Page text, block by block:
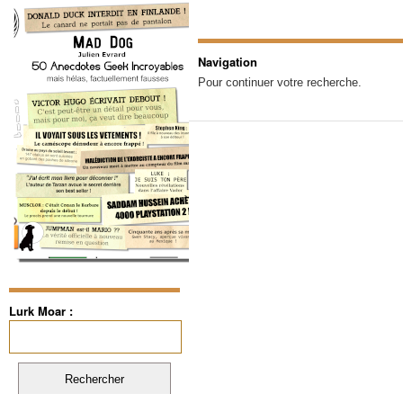
Lurk Moar :
Navigation
Pour continuer votre recherche.